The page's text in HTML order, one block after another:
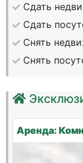
Сдать
Сдать
Снять
Снять
Аренда: